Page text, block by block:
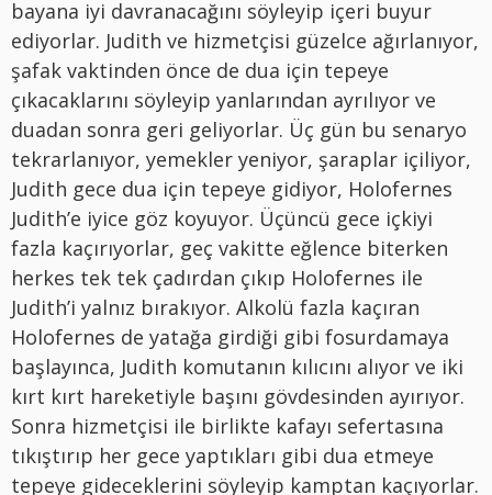
bayana iyi davranacağını söyleyip içeri buyur
ediyorlar. Judith ve hizmetçisi güzelce ağırlanıyor,
şafak vaktinden önce de dua için tepeye
çıkacaklarını söyleyip yanlarından ayrılıyor ve
duadan sonra geri geliyorlar. Üç gün bu senaryo
tekrarlanıyor, yemekler yeniyor, şaraplar içiliyor,
Judith gece dua için tepeye gidiyor, Holofernes
Judith’e iyice göz koyuyor. Üçüncü gece içkiyi
fazla kaçırıyorlar, geç vakitte eğlence biterken
herkes tek tek çadırdan çıkıp Holofernes ile
Judith’i yalnız bırakıyor. Alkolü fazla kaçıran
Holofernes de yatağa girdiği gibi fosurdamaya
başlayınca, Judith komutanın kılıcını alıyor ve iki
kırt kırt hareketiyle başını gövdesinden ayırıyor.
Sonra hizmetçisi ile birlikte kafayı sefertasına
tıkıştırıp her gece yaptıkları gibi dua etmeye
tepeye gideceklerini söyleyip kamptan kaçıyorlar.